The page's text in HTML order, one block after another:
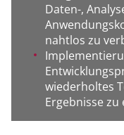
Daten-,
nahtlos zu
wiederholtes
Ergebnisse zu